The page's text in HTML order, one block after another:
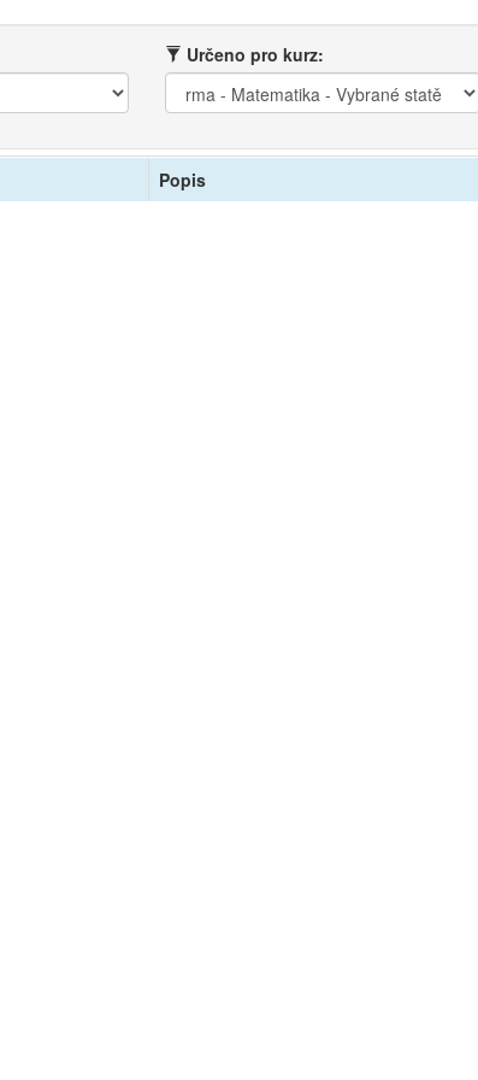
Určeno pro kurz:
Popis